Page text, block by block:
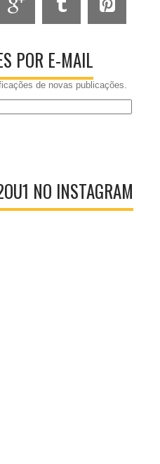
POR E-MAIL
de novas publicações.
NO INSTAGRAM